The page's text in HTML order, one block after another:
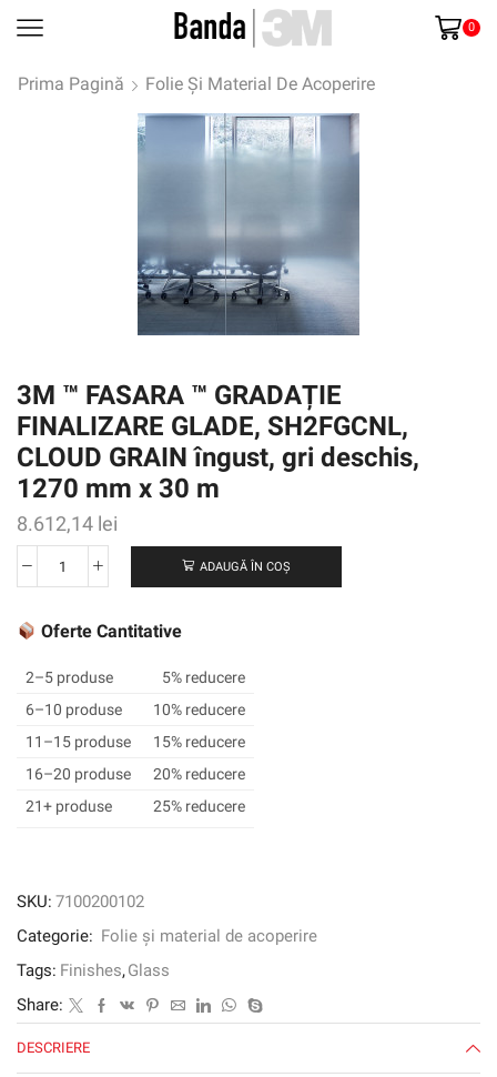
0
Prima Pagină Folie Și Material De Acoperire
3M ™ FASARA ™ GRADAȚIE
FINALIZARE GLADE, SH2FGCNL,
CLOUD GRAIN îngust, gri deschis,
1270 mm x 30 m
8.612,14 lei
Cantitate
™
™
GRADAȚIE
FINALIZARE
GLADE,
SH2FGCNL,
CLOUD
deschis,
mm
x
m
ADAUGĂ ÎN COȘ
Oferte Cantitative
2–5 produse
5% reducere
6–10 produse
10% reducere
11–15 produse
15% reducere
16–20 produse
20% reducere
21+ produse
25% reducere
SKU: 7100200102
Categorie: Folie și material de acoperire
Tags: Finishes,Glass
Share:
DESCRIERE